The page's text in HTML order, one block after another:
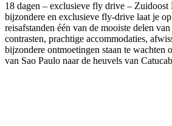
18 dagen – exclusieve fly drive – Zuidoost
bijzondere en exclusieve fly-drive laat je
reisafstanden één van de mooiste delen
contrasten, prachtige accommodaties,
bijzondere ontmoetingen staan te wachten
van Sao Paulo naar de heuvels van